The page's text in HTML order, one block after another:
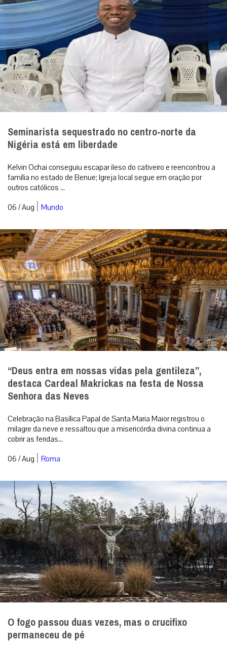
Seminarista sequestrado no centro-norte da
Nigéria está em liberdade
Kelvin Ochai conseguiu escapar ileso do cativeiro e reencontrou a
família no estado de Benue; Igreja local segue em oração por
outros católicos ...
06 / Aug | Mundo
“Deus entra em nossas vidas pela gentileza”,
destaca Cardeal Makrickas na festa de Nossa
Senhora das Neves
Celebração na Basílica Papal de Santa Maria Maior registrou o
milagre da neve e ressaltou que a misericórdia divina continua a
cobrir as feridas...
06 / Aug | Roma
O fogo passou duas vezes, mas o crucifixo
permaneceu de pé